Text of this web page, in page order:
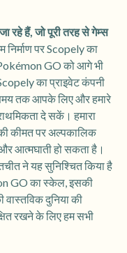
रहे हैं, जो पूरी तरह से गेम्स
निर्माण पर Scopely का
GO को आगे भी
का प्राइवेट कंपनी
तक आपके लिए और हमारे
दे सकें। हमारा
की कीमत पर अल्पकालिक
आत्मघाती हो सकता है।
ने यह सुनिश्चित किया है
GO का स्केल, इसकी
दुनिया की
रखने के लिए हम सभी